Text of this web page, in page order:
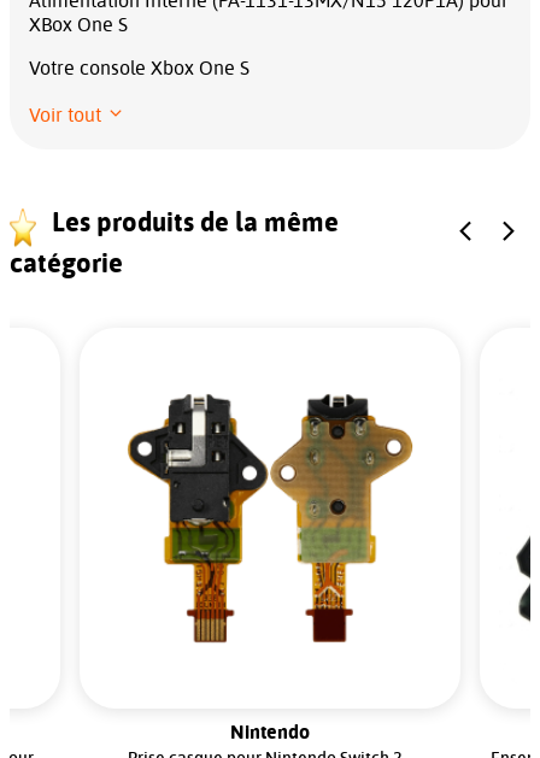
XBox One S
Votre console Xbox One S
Voir tout
Les produits de la même
catégorie
Nintendo